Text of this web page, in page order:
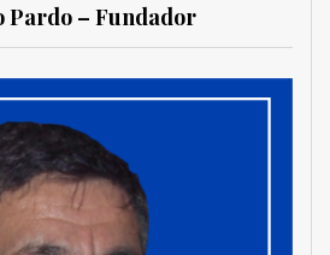
– Fundador